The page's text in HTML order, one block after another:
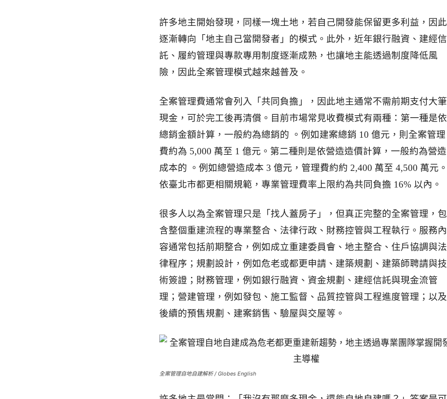
許多地主開始發現，同樣一塊土地，若自己開發能保留更多利益，因此
逐漸轉向「地主自己當開發者」的模式。此外，近年銀行融資、建經信
託、履約管理與專款專用制度逐漸成熟，也讓地主能透過制度降低風
險，因此全案管理模式越來越普及。
全案管理費通常會列入「共同負擔」，因此地主通常不需前期支付大筆
現金，可於完工後再清償。目前市場常見收費模式有兩種：第一種是依
總銷金額計算，一般約為總銷的 。例如建案總銷 10 億元，則全案管理
費約為 5,000 萬至 1 億元。第二種則是依營造造價計算，一般約為營造
成本的 。例如總營造成本 3 億元，管理費約約 2,400 萬至 4,500 萬元。
依臺北市都更相關規範，專業管理費率上限約為共同負擔 16% 以內。
很多人以為全案管理只是「找人蓋房子」，但真正完整的全案管理，包
含整個重建流程的專業整合、法律行政、財務控管與工程執行。服務內
容通常包括前期整合，例如成立重建委員會、地主整合、住戶協調與法
律程序；規劃設計，例如危老或都更申請、建築規劃、建築師聘請與技
術簽證；財務管理，例如銀行融資、資金規劃、建經信託與現金流管
理；營建管理，例如發包、施工監督、品質控管與工程進度管理；以及
後續的預售規劃、建案銷售、驗屋與交屋等。
全案管理自地自建解析 / Globes English